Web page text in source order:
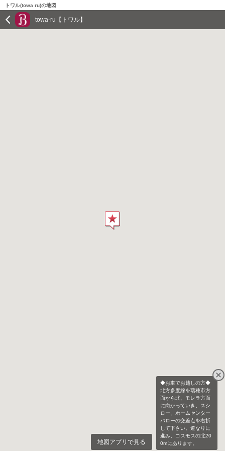
トワル(towa ru)の地図
towa-ru【トワル】
◆お車でお越しの方◆
北方多度線を瑞穂市方
面から北、モレラ方面
に向かっていき、スシ
ロー、ホームセンター
バローの交差点を右折
して下さい。道なりに
進み、コスモスの北20
0mにあります。
地図アプリで見る